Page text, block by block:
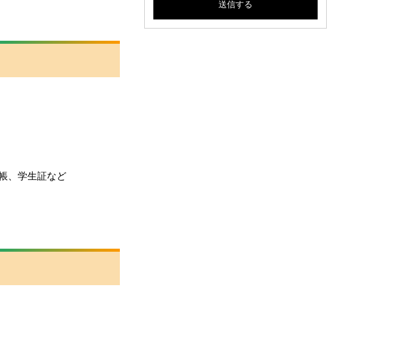
、学生証など